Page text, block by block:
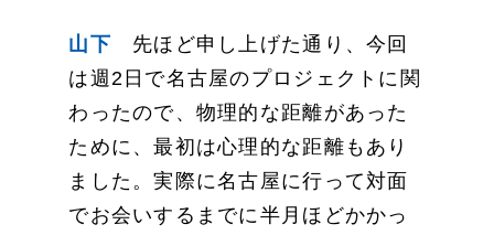
山下 先ほど申し上げた通り、今回
は週2日で名古屋のプロジェクトに関
わったので、物理的な距離があった
ために、最初は心理的な距離もあり
ました。実際に名古屋に行って対面
でお会いするまでに半月ほどかかっ